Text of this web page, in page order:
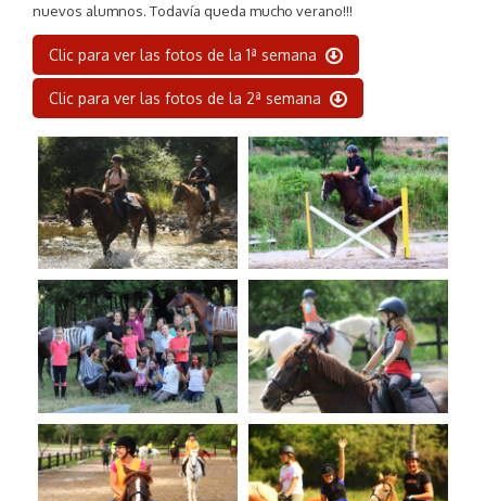
nuevos alumnos. Todavía queda mucho verano!!!
Clic para ver las fotos de la 1ª semana
Clic para ver las fotos de la 2ª semana